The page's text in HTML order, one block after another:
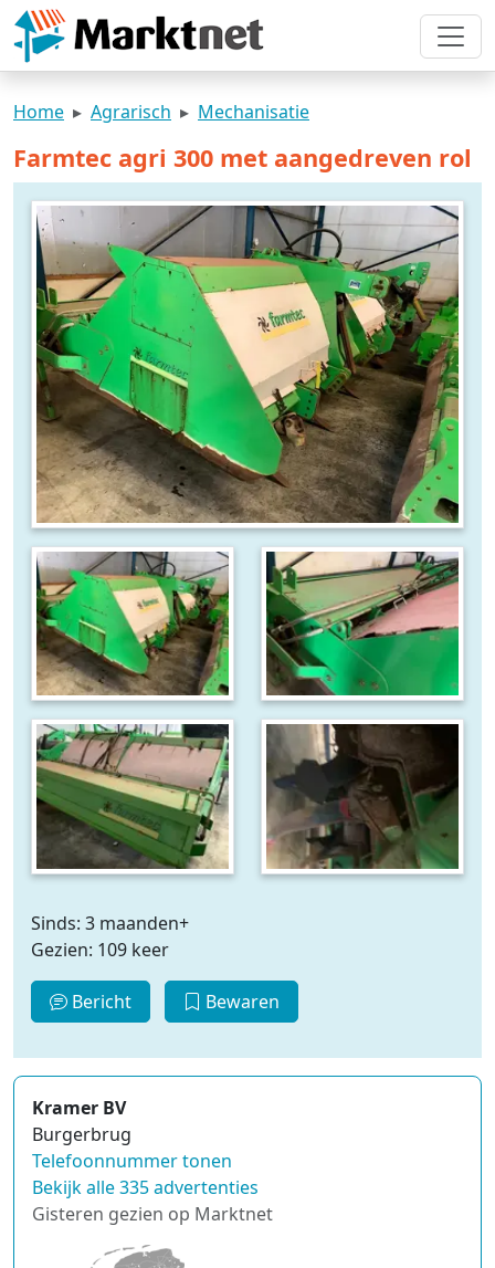
Home Agrarisch Mechanisatie
Farmtec agri 300 met aangedreven rol
Sinds: 3 maanden+
Gezien: 109 keer
Bericht Bewaren
Kramer BV
Burgerbrug
Telefoonnummer tonen
Bekijk alle 335 advertenties
Gisteren gezien op Marktnet